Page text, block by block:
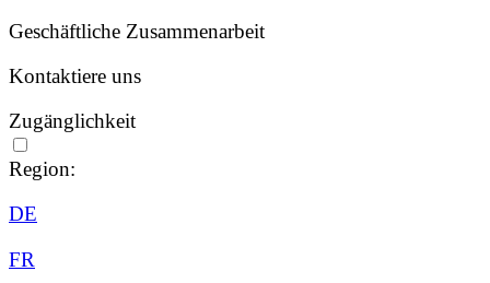
Geschäftliche Zusammenarbeit
Kontaktiere uns
Zugänglichkeit
Region:
DE
FR